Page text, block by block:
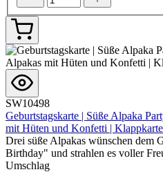
SW10498
Geburtstagskarte | Süße Alpaka
mit Hüten und Konfetti |
Drei süße Alpakas wünschen dem
Birthday" und strahlen es voller
Umschlag